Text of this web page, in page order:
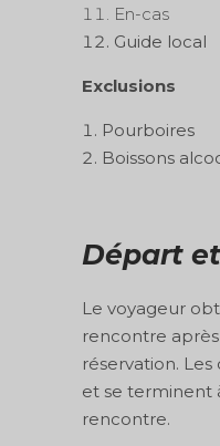
En-cas
Guide local
Exclusions
Pourboires
Boissons
Départ
Le voyageur
rencontre
réservation.
et se terminent
rencontre.